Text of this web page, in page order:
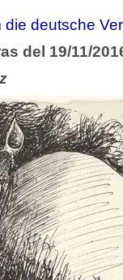
die deutsche
del 19/11/